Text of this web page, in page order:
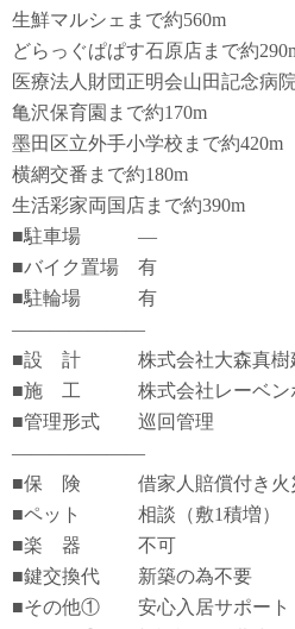
生鮮マルシェまで約560m
どらっぐぱぱす石原店まで約
医療法人財団正明会山田記念病
亀沢保育園まで約170m
墨田区立外手小学校まで約420m
横網交番まで約180m
生活彩家両国店まで約390m
■駐車場 ―
■バイク置場 有
■駐輪場 有
―――――――
■設 計 株式会社大森真樹建
■施 工 株式会社レーベンホ
■管理形式 巡回管理
―――――――
■保 険 借家人賠償付き火災
■ペット 相談（敷1積増）
■楽 器 不可
■鍵交換代 新築の為不要
■その他① 安心入居サポート